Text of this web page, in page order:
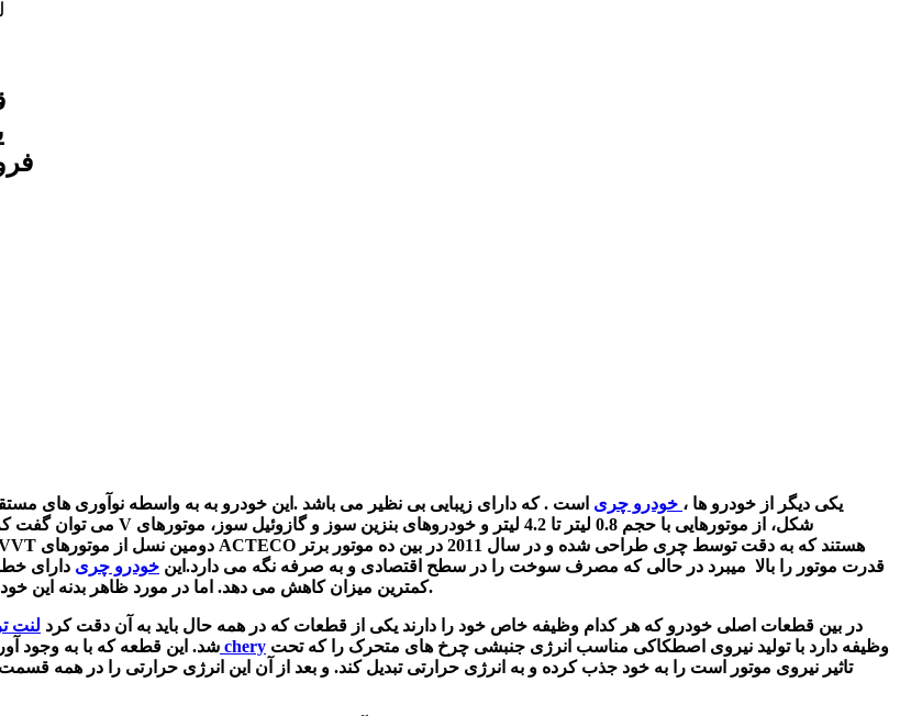
یکی دیگر از خودرو ها ، خودرو چری است . که دارای زیبایی بی نظیر می باشد .این خودرو به به واسطه نوآوری های
چینی داده شده است . VVT قدرت موتور را بالا میبرد در حالی که مصرف سوخت را در سطح اقتصادی و به صرفه نگه می دارد. این خودرو چری دارای
کمترین میزان کاهش می دهد. اما در مورد ظاهر بدنه این خودرو که به گونه ای طراحی شده که در هر لحظه آماده حرکت و شتاب گرفتن است.
در بین قطعات اصلی خودرو که هر کدام وظیفه خاص خود را دارند یکی از قطعات که در همه حال باید به آن دقت کرد لنت
شد. این قطعهکه با به وجود لنت ترمز چری chery
تاثیر نیروی موتور است را به خود جذب کرده و به انرژی حرارتی تبدیل کند. و بعد از آن این انرژی حرارتی را در همه